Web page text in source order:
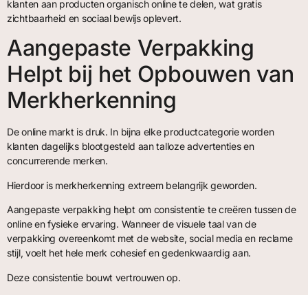
klanten aan producten organisch online te delen, wat gratis
zichtbaarheid en sociaal bewijs oplevert.
Aangepaste Verpakking
Helpt bij het Opbouwen van
Merkherkenning
De online markt is druk. In bijna elke productcategorie worden
klanten dagelijks blootgesteld aan talloze advertenties en
concurrerende merken.
Hierdoor is merkherkenning extreem belangrijk geworden.
Aangepaste verpakking helpt om consistentie te creëren tussen de
online en fysieke ervaring. Wanneer de visuele taal van de
verpakking overeenkomt met de website, social media en reclame
stijl, voelt het hele merk cohesief en gedenkwaardig aan.
Deze consistentie bouwt vertrouwen op.